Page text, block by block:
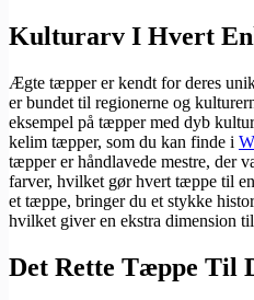
Kulturarv I Hvert
Ægte tæpper er kendt for deres
er bundet til regionerne og
eksempel på tæpper med dyb
kelim tæpper, som du kan finde i
tæpper er håndlavede mestre, der
farver, hvilket gør hvert tæppe til
et tæppe, bringer du et stykke
hvilket giver en ekstra dimension
Det Rette Tæppe Til